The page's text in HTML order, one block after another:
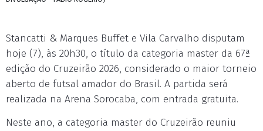
Stancatti & Marques Buffet e Vila Carvalho disputam
hoje (7), às 20h30, o título da categoria master da 67ª
edição do Cruzeirão 2026, considerado o maior torneio
aberto de futsal amador do Brasil. A partida será
realizada na Arena Sorocaba, com entrada gratuita.
Neste ano, a categoria master do Cruzeirão reuniu